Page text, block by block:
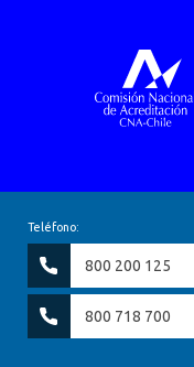
Teléfono:
800 200 125
800 718 700